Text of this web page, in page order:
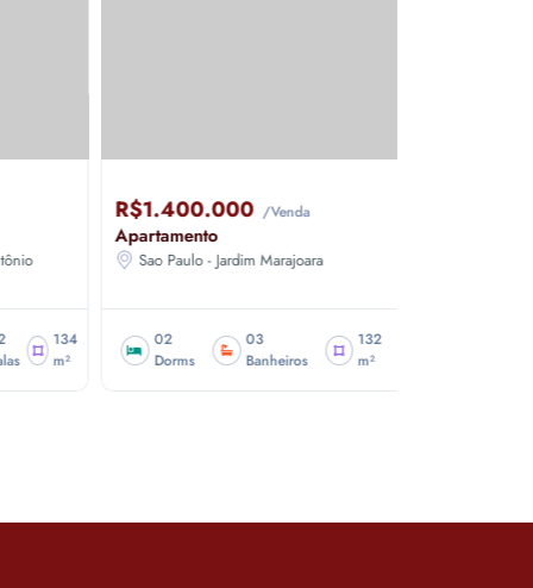
134
m²
R$1.400.000/Venda
Apartamento
Sao Paulo - Jardim Marajoara
02
Dorms
03
Banheiros
132
m²